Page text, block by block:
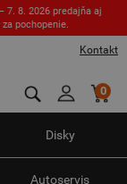
7. 8. 2026 predajňa aj
pochopenie.
Kontakt
0
Disky
Autoservis